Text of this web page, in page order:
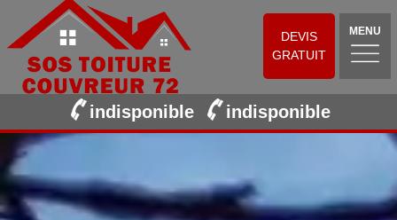
DEVIS
GRATUIT
MENU
indisponible indisponible